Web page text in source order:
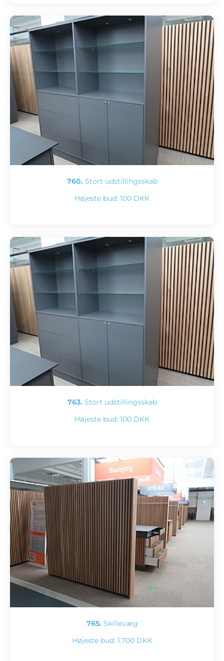
760. Stort udstillingsskab
Højeste bud: 100 DKK
763. Stort udstillingsskab
Højeste bud: 100 DKK
765. Skillevæg
Højeste bud: 1.700 DKK